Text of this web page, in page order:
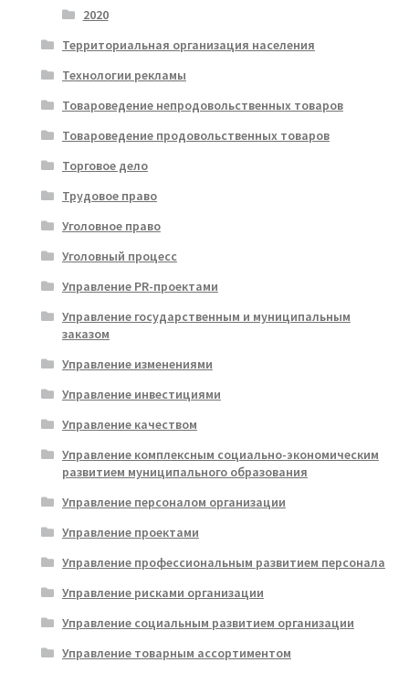
2020
Территориальная организация населения
Технологии рекламы
Товароведение непродовольственных товаров
Товароведение продовольственных товаров
Торговое дело
Трудовое право
Уголовное право
Уголовный процесс
Управление PR-проектами
Управление государственным и муниципальным
заказом
Управление изменениями
Управление инвестициями
Управление качеством
Управление комплексным социально-экономическим
развитием муниципального образования
Управление персоналом организации
Управление проектами
Управление профессиональным развитием персонала
Управление рисками организации
Управление социальным развитием организации
Управление товарным ассортиментом